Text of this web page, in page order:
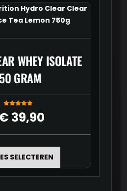
WHEY ISOLATE
GRAM
Gewaardeer
d 5.00uit 5
39,90
SELECTEREN
meerdere